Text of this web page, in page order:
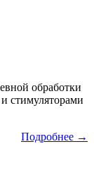
обработки
стимуляторами
Подробнее →